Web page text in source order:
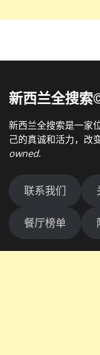
新西兰全搜索
新西兰全搜索是一家
己的真诚和活力，改
owned.
联系我们
餐厅榜单